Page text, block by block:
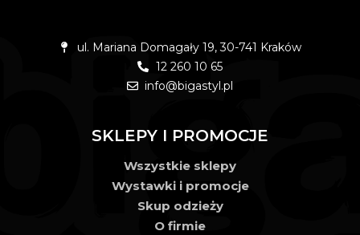
ul. Mariana Domagały 19, 30-741 Kraków
12 260 10 65
info@bigastyl.pl
SKLEPY I PROMOCJE
Wszystkie sklepy
Wystawki i promocje
Skup odzieży
O firmie